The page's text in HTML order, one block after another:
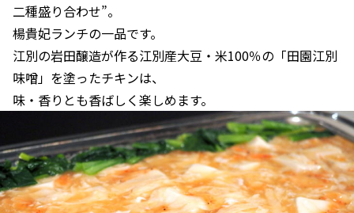
二種盛り合わせ”。
楊貴妃ランチの一品です。
江別の岩田醸造が作る江別産大豆・米100％の「田園江別
味噌」を塗ったチキンは、
味・香りとも香ばしく楽しめます。